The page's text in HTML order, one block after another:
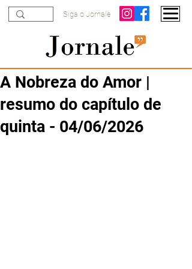
Siga o Jornale
A Nobreza do Amor |
resumo do capítulo de
quinta - 04/06/2026